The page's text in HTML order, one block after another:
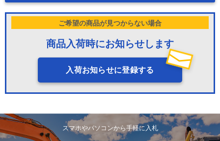
ご希望の商品が見つからない場合
商品入荷時にお知らせします
入荷お知らせに登録する
スマホやパソコンから手軽に入札